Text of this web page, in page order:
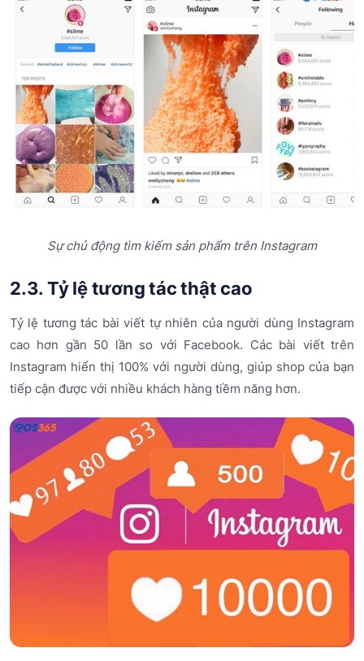
Sự chủ động tìm kiếm sản phẩm trên Instagram
2.3. Tỷ lệ tương tác thật cao
Tỷ lệ tương tác bài viết tự nhiên của người dùng Instagram
cao hơn gần 50 lần so với Facebook. Các bài viết trên
Instagram hiển thị 100% với người dùng, giúp shop của bạn
tiếp cận được với nhiều khách hàng tiềm năng hơn.